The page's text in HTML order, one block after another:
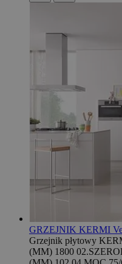
GRZEJNIK KERMI
Grzejnik płytowy
(MM) 1800